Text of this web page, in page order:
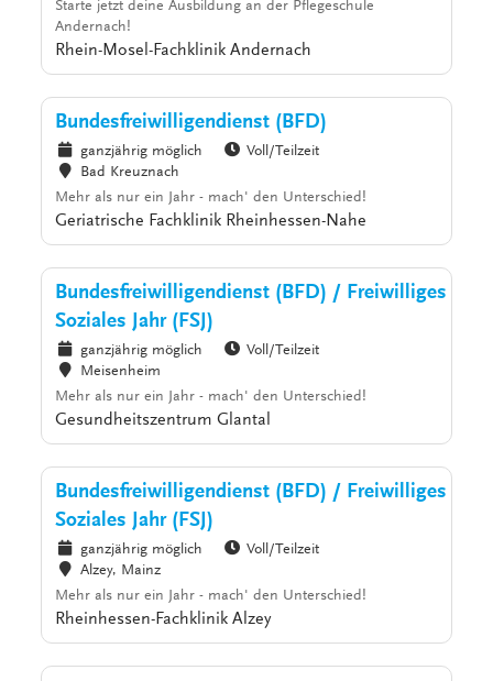
Starte jetzt deine Ausbildung an der Pflegeschule
Andernach!
Rhein-Mosel-Fachklinik Andernach
Bundesfreiwilligendienst (BFD)
ganzjährig möglich
Voll/Teilzeit
Bad Kreuznach
Mehr als nur ein Jahr - mach' den Unterschied!
Geriatrische Fachklinik Rheinhessen-Nahe
Bundesfreiwilligendienst (BFD) / Freiwilliges
Soziales Jahr (FSJ)
ganzjährig möglich
Voll/Teilzeit
Meisenheim
Mehr als nur ein Jahr - mach' den Unterschied!
Gesundheitszentrum Glantal
Bundesfreiwilligendienst (BFD) / Freiwilliges
Soziales Jahr (FSJ)
ganzjährig möglich
Voll/Teilzeit
Alzey, Mainz
Mehr als nur ein Jahr - mach' den Unterschied!
Rheinhessen-Fachklinik Alzey